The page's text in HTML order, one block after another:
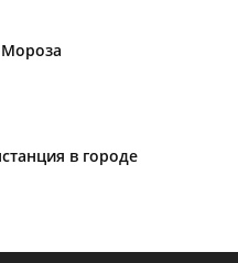
в городе